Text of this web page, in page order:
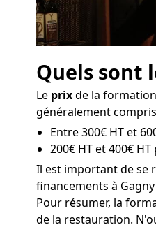
Quels sont
Le prixde la
généralement
Entre 300€ HT et
200€ HT et 400€
Il est important de se
financements à Gagny
Pour résumer, la
de la restauration.